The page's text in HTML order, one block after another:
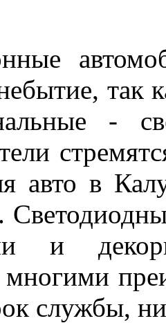
так
-
авто в
и
службы,